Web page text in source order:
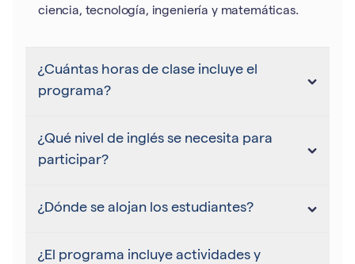
ciencia, tecnología, ingeniería y matemáticas.
¿Cuántas horas de clase incluye el
programa?
¿Qué nivel de inglés se necesita para
participar?
¿Dónde se alojan los estudiantes?
¿El programa incluye actividades y